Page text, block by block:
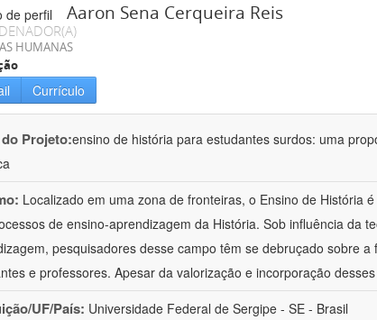
Aaron Sena Cerqueira Reis
HUMANAS
Currículo
Projeto:ensino de história para estudantes surdos: uma
Localizado em uma zona de fronteiras, o Ensino de História
de ensino-aprendizagem da História. Sob influência da
pesquisadores desse campo têm se debruçado sobre
e professores. Apesar da valorização e incorporação
UF/País: Universidade Federal de Sergipe - SE - Brasil